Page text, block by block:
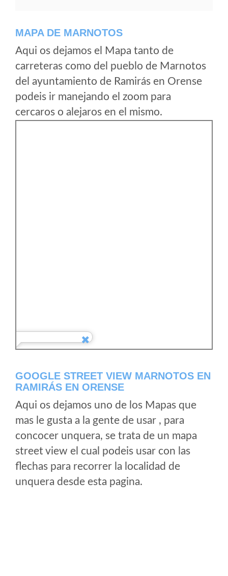
MAPA DE MARNOTOS
Aqui os dejamos el Mapa tanto de
carreteras como del pueblo de Marnotos
del ayuntamiento de Ramirás en Orense
podeis ir manejando el zoom para
cercaros o alejaros en el mismo.
GOOGLE STREET VIEW MARNOTOS EN
RAMIRÁS EN ORENSE
Aqui os dejamos uno de los Mapas que
mas le gusta a la gente de usar , para
concocer unquera, se trata de un mapa
street view el cual podeis usar con las
flechas para recorrer la localidad de
unquera desde esta pagina.